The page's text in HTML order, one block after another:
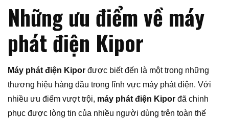
Những ưu điểm về máy
phát điện Kipor
Máy phát điện Kipor được biết đến là một trong những
thương hiệu hàng đầu trong lĩnh vực máy phát điện. Với
nhiều ưu điểm vượt trội, máy phát điện Kipor đã chinh
phục được lòng tin của nhiều người dùng trên toàn thế